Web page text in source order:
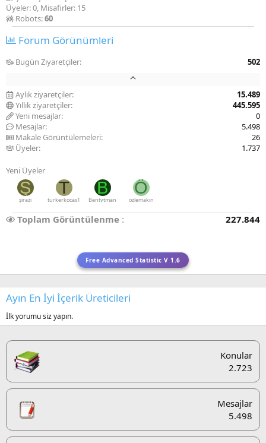
Üyeler: 0, Misafirler: 15
Robots:60
Forum Görünümleri
Bugün Ziyaretçiler 502
Aylık ziyaretçiler
15.489
Yıllık ziyaretçiler
445.595
Yeni mesajlar
0
Mesajlar
5.498
Makale Görüntülemeleri
26
Üyeler
1.737
Yeni Üyeler
Ş
şirazi
T
turkerkocas1
B
Bentytman
Ö
özlemakın
Toplam Görüntülenme 227.844
Free Advanced Statistic V 1.6
Ayın En İyi İçerik Üreticileri
İlk yorumu siz yapın.
Konular
2.723
Mesajlar
5.498